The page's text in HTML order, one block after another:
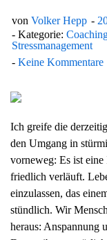
von Volker Hepp
Kategorie:
Stressmanagement
Keine Kommentare
Ich greife die
den Umgang in
vorneweg: Es ist
friedlich verläuft.
einzulassen, das
stündlich. Wir
heraus: Anspannung